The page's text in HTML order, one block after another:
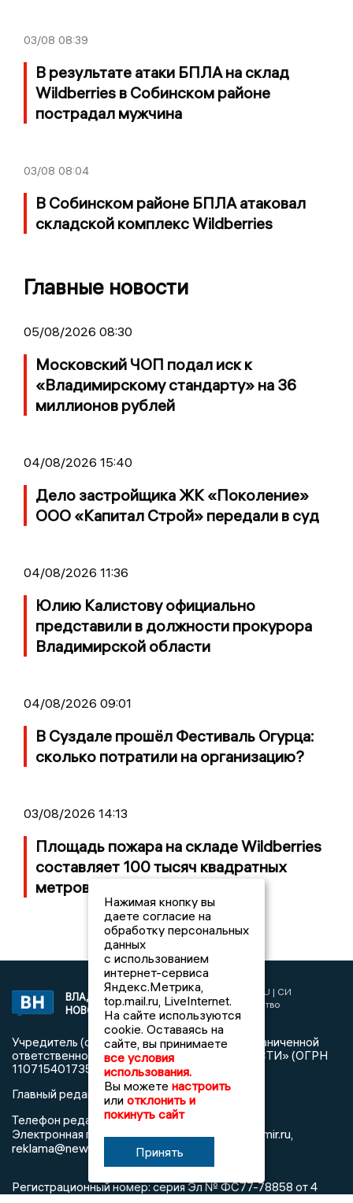
03/08 08:39
В результате атаки БПЛА на склад
Wildberries в Собинском районе
пострадал мужчина
03/08 08:04
В Собинском районе БПЛА атаковал
складской комплекс Wildberries
Главные новости
05/08/2026 08:30
Московский ЧОП подал иск к
«Владимирскому стандарту» на 36
миллионов рублей
04/08/2026 15:40
Дело застройщика ЖК «Поколение»
ООО «Капитал Строй» передали в суд
04/08/2026 11:36
Юлию Калистову официально
представили в должности прокурора
Владимирской области
04/08/2026 09:01
В Суздале прошёл Фестиваль Огурца:
сколько потратили на организацию?
03/08/2026 14:13
Площадь пожара на складе Wildberries
составляет 100 тысяч квадратных
метров
ВЛАДИМИРСКИЕ
НОВОСТИ
2017 © NEWSVLADIMIR.RU | СИ
«Информационное агентство
Владимирские новости»
Учредитель (соучредители): Общество с ограниченной
ответственностью «РЕГИОНАЛЬНЫЕ НОВОСТИ» (ОГРН
1107154017354)
Главный редактор: Мазов С. А.
Телефон редакции:8 (4922) 666916
Электронная почта редакции:info@newsvladimir.ru,
reklama@newsvladimir.ru
Регистрационный номер: серия Эл № ФС77-78858 от 4
Нажимая кнопку вы
даете согласие на
обработку персональных
данных
с использованием
интернет-сервиса
Яндекс.Метрика,
top.mail.ru, LiveInternet.
На сайте используются
cookie. Оставаясь на
сайте, вы принимаете
все условия
использования.
Вы можете настроить
или отклонить и
покинуть сайт
Принять